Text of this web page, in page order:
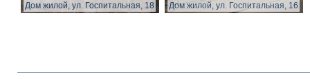
Дом жилой, ул. Госпитальная, 18 Дом жилой, ул. Госпитальная, 16